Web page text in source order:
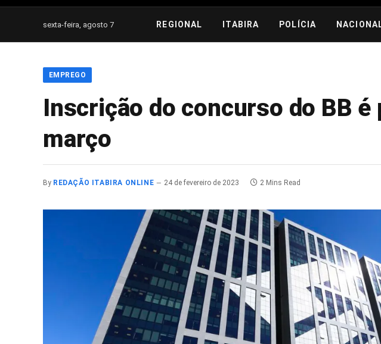
sexta-feira, agosto 7 REGIONAL ITABIRA POLÍCIA
EMPREGO
Inscrição do concurso do BB é
março
By REDAÇÃO ITABIRA ONLINE 24 de fevereiro de 2023 2 Mins Read